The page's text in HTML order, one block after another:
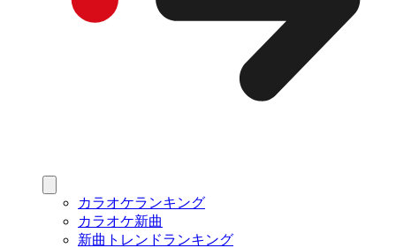
カラオケランキング
カラオケ新曲
新曲トレンドランキング